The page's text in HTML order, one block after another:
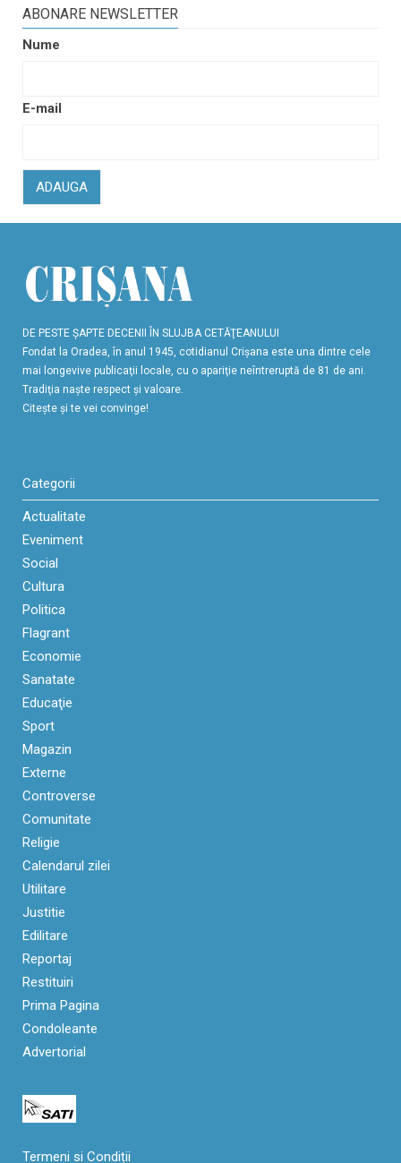
ABONARE NEWSLETTER
Nume
E-mail
ADAUGA
DE PESTE ŞAPTE DECENII ÎN SLUJBA CETĂŢEANULUI
Fondat la Oradea, în anul 1945, cotidianul Crişana este una dintre cele
mai longevive publicaţii locale, cu o apariţie neîntreruptă de 81 de ani.
Tradiţia naşte respect şi valoare.
Citeşte şi te vei convinge!
Categorii
Actualitate
Eveniment
Social
Cultura
Politica
Flagrant
Economie
Sanatate
Educaţie
Sport
Magazin
Externe
Controverse
Comunitate
Religie
Calendarul zilei
Utilitare
Justitie
Edilitare
Reportaj
Restituiri
Prima Pagina
Condoleante
Advertorial
Termeni si Condiții